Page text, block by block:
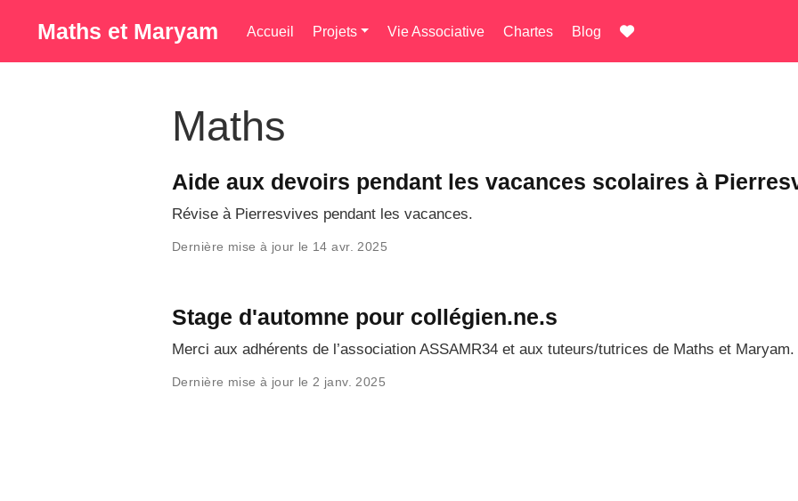
Maths et Maryam Accueil Projets Vie Associative Chartes Blog
Maths
Aide aux devoirs pendant les vacances scolaires à
Révise à Pierresvives pendant les vacances.
Dernière mise à jour le 14 avr. 2025
Stage d'automne pour collégien.ne.s
Merci aux adhérents de l’association ASSAMR34 et aux tuteurs/tutrices de Maths et Maryam.
Dernière mise à jour le 2 janv. 2025